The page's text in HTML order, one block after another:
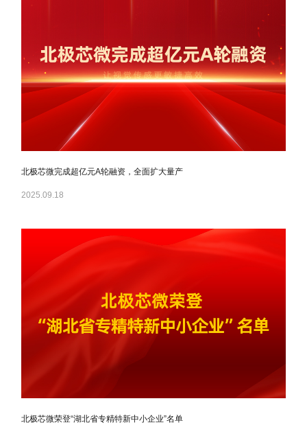
北极芯微完成超亿元A轮融资，全面扩大量产
2025.09.18
北极芯微荣登“湖北省专精特新中小企业”名单